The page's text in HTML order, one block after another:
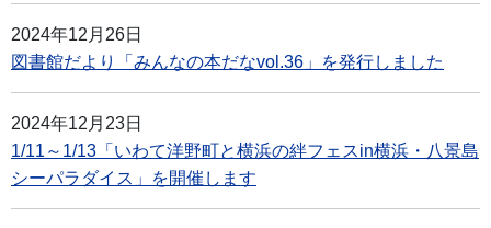
2024年12月26日
図書館だより「みんなの本だなvol.36」を発行しました
2024年12月23日
1/11～1/13「いわて洋野町と横浜の絆フェスin横浜・八景島
シーパラダイス」を開催します